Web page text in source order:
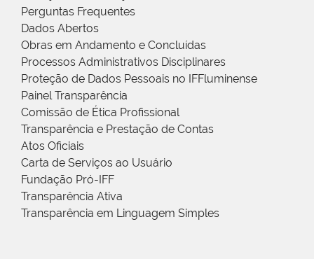
Perguntas Frequentes
Dados Abertos
Obras em Andamento e Concluídas
Processos Administrativos Disciplinares
Proteção de Dados Pessoais no IFFluminense
Painel Transparência
Comissão de Ética Profissional
Transparência e Prestação de Contas
Atos Oficiais
Carta de Serviços ao Usuário
Fundação Pró-IFF
Transparência Ativa
Transparência em Linguagem Simples